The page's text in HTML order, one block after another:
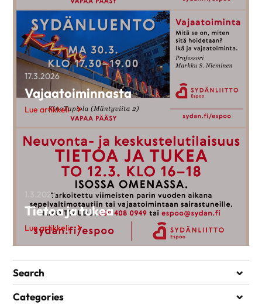
17.3.2026
Vajaatoiminnasta
Lue artikkeli
1.3.2026
Tietoa ja tukea
Lue artikkeli
Search
Categories